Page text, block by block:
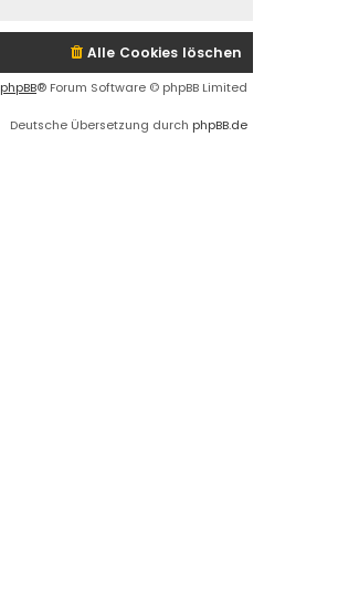
Alle Cookies löschen
phpBB® Forum Software © phpBB Limited
Deutsche Übersetzung durch phpBB.de